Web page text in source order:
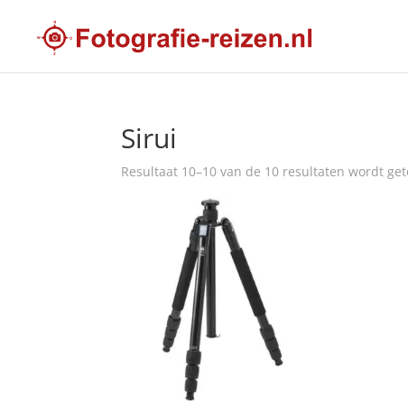
Sirui
Resultaat 10–10 van de 10 resultaten wordt